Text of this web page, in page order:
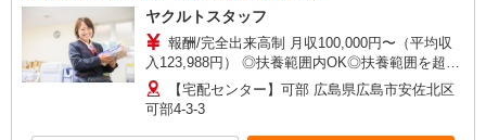
ヤクルトスタッフ
報酬/完全出来高制 月収100,000円〜（平均収
入123,988円） ◎扶養範囲内OK◎扶養範囲を超え
る高収入も応相談 ◆働き方を選べるお仕事です ≪
勤務例≫ ※勤務地で異なる ［1］週5日間 9：00〜
15：00 月収約10万円 ［2］週4日間 9：00〜15：
【宅配センター】可部 広島県広島市安佐北区
可部4-3-3